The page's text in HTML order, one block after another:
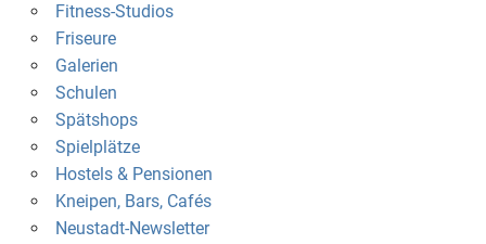
Fitness-Studios
Friseure
Galerien
Schulen
Spätshops
Spielplätze
Hostels & Pensionen
Kneipen, Bars, Cafés
Neustadt-Newsletter